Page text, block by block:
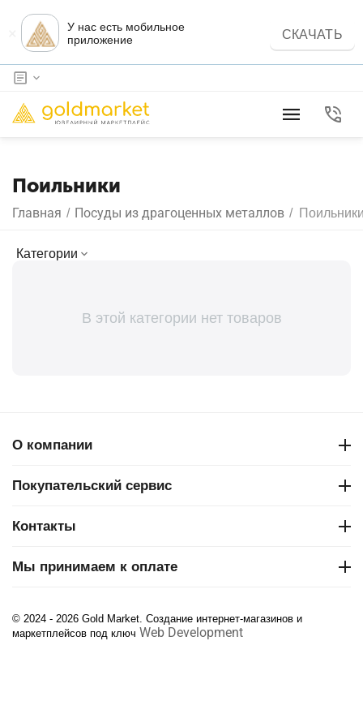
У нас есть мобильное
приложение
СКАЧАТЬ
Поильники
Главная / Посуды из драгоценных металлов /
Категории
В этой категории нет товаров
О компании
Покупательский сервис
Контакты
Мы принимаем к оплате
© 2024 - 2026 Gold Market. Создание интернет-магазинов и
маркетплейсов под ключ Web Development